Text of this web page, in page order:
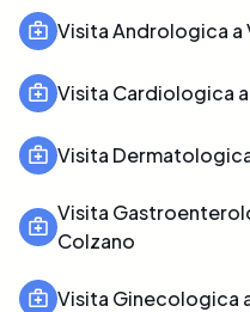
Visita Andrologica a
Visita Cardiologica
Visita
Visita
Colzano
Visita Ginecologica